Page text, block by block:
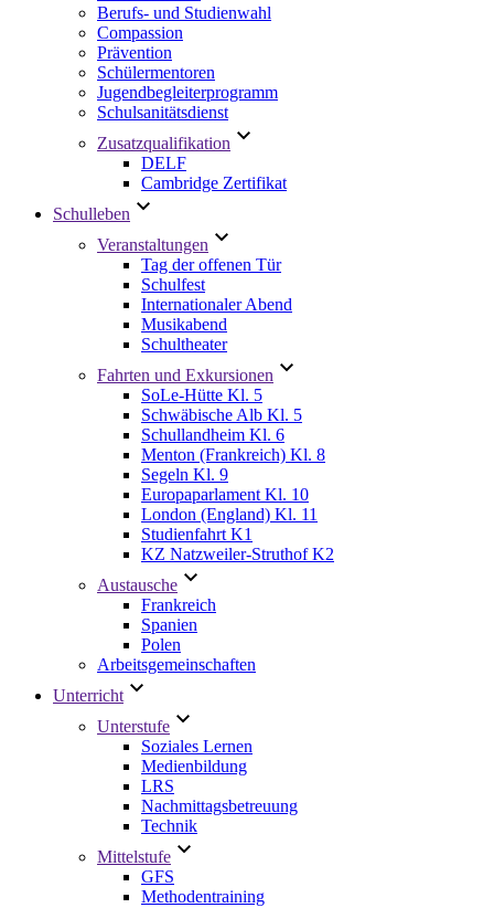
Berufs- und Studienwahl
Compassion
Prävention
Schülermentoren
Jugendbegleiterprogramm
Schulsanitätsdienst
Zusatzqualifikation
DELF
Cambridge Zertifikat
Schulleben
Veranstaltungen
Tag der offenen Tür
Schulfest
Internationaler Abend
Musikabend
Schultheater
Fahrten und Exkursionen
SoLe-Hütte Kl. 5
Schwäbische Alb Kl. 5
Schullandheim Kl. 6
Menton (Frankreich) Kl. 8
Segeln Kl. 9
Europaparlament Kl. 10
London (England) Kl. 11
Studienfahrt K1
KZ Natzweiler-Struthof K2
Austausche
Frankreich
Spanien
Polen
Arbeitsgemeinschaften
Unterricht
Unterstufe
Soziales Lernen
Medienbildung
LRS
Nachmittagsbetreuung
Technik
Mittelstufe
GFS
Methodentraining